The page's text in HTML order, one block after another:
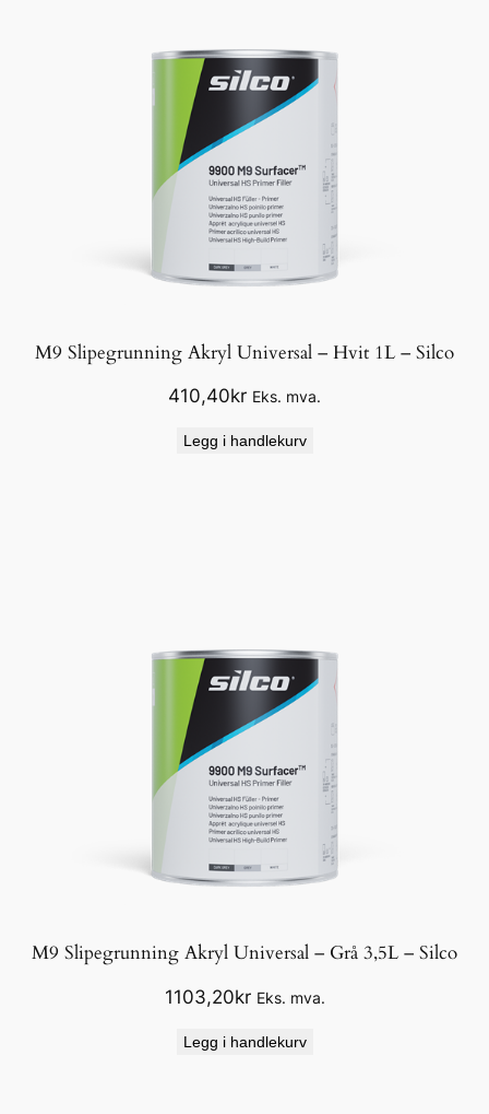
M9 Slipegrunning Akryl Universal – Hvit 1L – Silco
410,40kr Eks. mva.
Legg i handlekurv
M9 Slipegrunning Akryl Universal – Grå 3,5L – Silco
1103,20kr Eks. mva.
Legg i handlekurv